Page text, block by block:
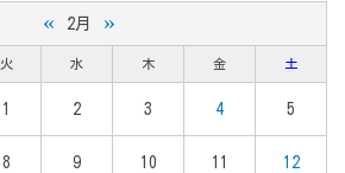
« 2月 »
火 水 木 金 土
1 2 3 4 5
8 9 10 11 12